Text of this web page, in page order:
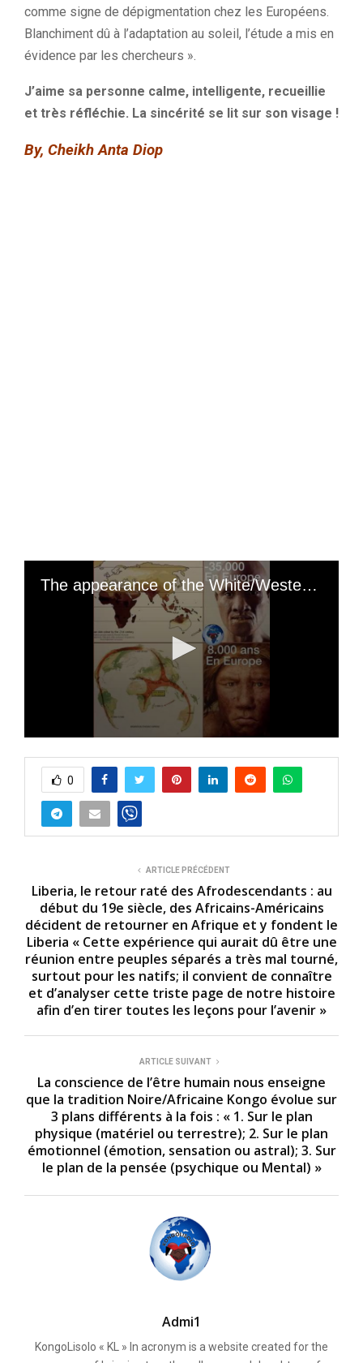
comme signe de dépigmentation chez les Européens.
Blanchiment dû à l’adaptation au soleil, l’étude a mis en
évidence par les chercheurs ».
J’aime sa personne calme, intelligente, recueillie
et très réfléchie. La sincérité se lit sur son visage !
By, CheikhAnta Diop
The appearance of the White/Western man in the history of mankind: according to anthropologists, the man (White/European) has existed for less than 8,000 years « The first humans to come to Europe had Black skin ( 40,000 years ago) »
s
s
m
n
u
e
4
s
0
ARTICLE PRÉCÉDENT
Liberia, le retour raté des Afrodescendants : au
début du 19e siècle, des Africains-Américains
décident de retourner en Afrique et y fondent le
Liberia « Cette expérience qui aurait dû être une
réunion entre peuples séparés a très mal tourné,
surtout pour les natifs; il convient de connaître
et d’analyser cette triste page de notre histoire
afin d’en tirer toutes les leçons pour l’avenir »
ARTICLE SUIVANT
La conscience de l’être humain nous enseigne
que la tradition Noire/Africaine Kongo évolue sur
3 plans différents à la fois : « 1. Sur le plan
physique (matériel ou terrestre); 2. Sur le plan
émotionnel (émotion, sensation ou astral); 3. Sur
le plan de la pensée (psychique ou Mental) »
Admi1
KongoLisolo « KL » In acronym is a website created for the